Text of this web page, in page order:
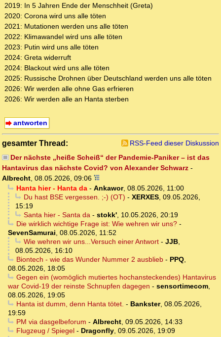
2019: In 5 Jahren Ende der Menschheit (Greta)
2020: Corona wird uns alle töten
2021: Mutationen werden uns alle töten
2022: Klimawandel wird uns alle töten
2023: Putin wird uns alle töten
2024: Greta widerruft
2024: Blackout wird uns alle töten
2025: Russische Drohnen über Deutschland werden uns alle töten
2026: Wir werden alle ohne Gas erfrieren
2026: Wir werden alle an Hanta sterben
antworten
gesamter Thread:
RSS-Feed dieser Diskussion
Der nächste „heiße Scheiß“ der Pandemie-Paniker – ist das
Hantavirus das nächste Covid? von Alexander Schwarz -
Albrecht, 08.05.2026, 09:06
Hanta hier - Hanta da- Ankawor, 08.05.2026, 11:00
Du hast BSE vergessen. ;-) (OT) - XERXES, 09.05.2026,
15:19
Santa hier - Santa da- stokk', 10.05.2026, 20:19
Die wirklich wichtige Frage ist: Wie wehren wir uns?-
SevenSamurai, 08.05.2026, 11:52
Wie wehren wir uns...Versuch einer Antwort- JJB,
08.05.2026, 16:10
Biontech - wie das Wunder Nummer 2 ausblieb- PPQ,
08.05.2026, 18:05
Gegen ein (womöglich mutiertes hochansteckendes) Hantavirus
war Covid-19 der reinste Schnupfen dagegen - sensortimecom,
08.05.2026, 19:05
Hanta ist dumm, denn Hanta tötet. - Bankster, 08.05.2026,
19:59
PM via dasgelbeforum - Albrecht, 09.05.2026, 14:33
Flugzeug / Spiegel- Dragonfly, 09.05.2026, 19:09